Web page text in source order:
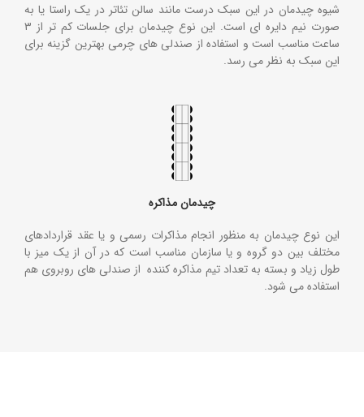
شیوه چیدمان در این سبک درست مانند سالن تئاتر در یک راستا یا به
صورت نیم دایره ای است. این نوع چیدمان برای جلسات کم تر از ۳
ساعت مناسب است و استفاده از صندلی های چرمی بهترین گزینه برای
این سبک به نظر می رسد.
چیدمان مذاکره
این نوع چیدمان به منظور انجام مذاکرات رسمی و یا عقد قراردادهای
مختلف بین دو گروه و یا سازمان مناسب است که در آن از یک میز با
طول زیاد و بسته به تعداد تیم مذاکره کننده از صندلی های روبروی هم
استفاده می شود.